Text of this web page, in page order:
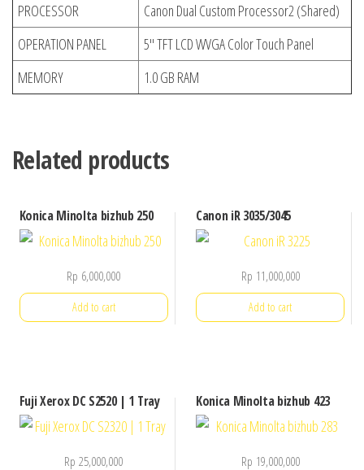
PROCESSOR
Canon Dual Custom Processor2 (Shared)
OPERATION PANEL
5″ TFT LCD WVGA Color Touch Panel
MEMORY
1.0 GB RAM
Related products
Konica Minolta bizhub 250
Rp 6,000,000
Add to cart
Canon iR 3035/3045
Rp 11,000,000
Add to cart
Fuji Xerox DC S2520 | 1 Tray
Rp 25,000,000
Konica Minolta bizhub 423
Rp 19,000,000